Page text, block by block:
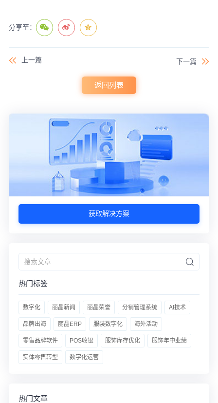
分享至：
上一篇 下一篇
返回列表
获取解决方案
热门标签
数字化 丽晶新闻 丽晶荣誉 分销管理系统 AI技术
品牌出海 丽晶ERP 服装数字化 海外活动
零售品牌软件 POS收银 服饰库存优化 服饰年中业绩
实体零售转型 数字化运营
热门文章